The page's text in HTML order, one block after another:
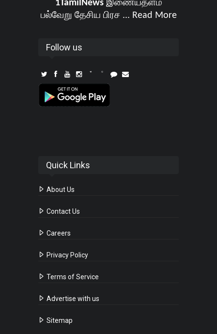
1TamilNewsஇணையதளம்
பல்வேறு தேசிய பிரச ... Read More
Follow us
Quick Links
About Us
Contact Us
Careers
Privacy Policy
Terms of Service
Advertise with us
Sitemap